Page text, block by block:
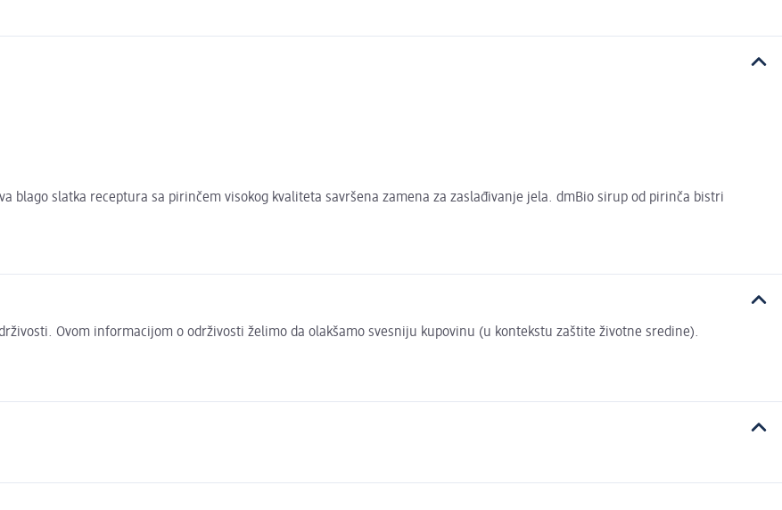
blago slatka receptura sa pirinčem visokog kvaliteta savršena zamena za zaslađivanje jela. dmBio sirup od pirinča bistri
Ovom informacijom o održivosti želimo da olakšamo svesniju kupovinu (u kontekstu zaštite životne sredine).